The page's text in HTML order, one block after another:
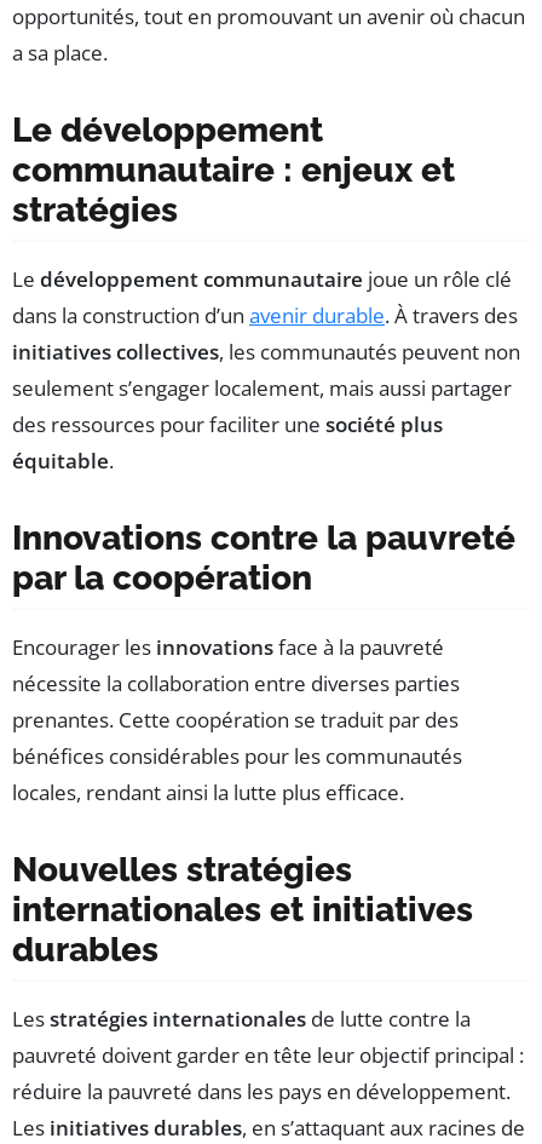
opportunités, tout en promouvant un avenir où chacun
a sa place.
Le développement
communautaire : enjeux et
stratégies
Le développement communautaire joue un rôle clé
dans la construction d’un avenir durable. À travers des
initiatives collectives, les communautés peuvent non
seulement s’engager localement, mais aussi partager
des ressources pour faciliter une société plus
équitable.
Innovations contre la pauvreté
par la coopération
Encourager les innovationsface à la pauvreté
nécessite la collaboration entre diverses parties
prenantes. Cette coopération se traduit par des
bénéfices considérables pour les communautés
locales, rendant ainsi la lutte plus efficace.
Nouvelles stratégies
internationales et initiatives
durables
Lesstratégies internationales de lutte contre la
pauvreté doivent garder en tête leur objectif principal :
réduire la pauvreté dans les pays en développement.
Les initiatives durables, en s’attaquant aux racines de